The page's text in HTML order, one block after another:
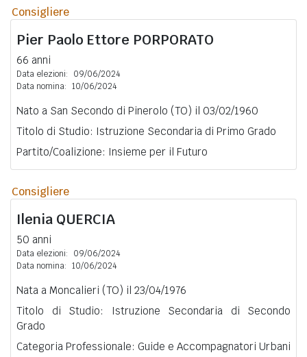
Consigliere
Pier Paolo Ettore PORPORATO
66 anni
Data elezioni:
09/06/2024
Data nomina: 10/06/2024
Nato a San Secondo di Pinerolo (TO) il 03/02/1960
Titolo di Studio: Istruzione Secondaria di Primo Grado
Partito/Coalizione: Insieme per il Futuro
Consigliere
Ilenia QUERCIA
50 anni
Data elezioni:
09/06/2024
Data nomina: 10/06/2024
Nata a Moncalieri (TO) il 23/04/1976
Titolo di Studio: Istruzione Secondaria di Secondo
Grado
Categoria Professionale: Guide e Accompagnatori Urbani